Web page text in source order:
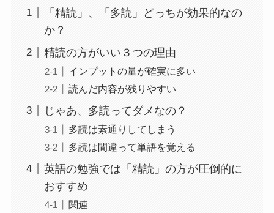
「精読」、「多読」どっちが効果的なの
か？
精読の方がいい３つの理由
インプットの量が確実に多い
読んだ内容が残りやすい
じゃあ、多読ってダメなの？
多読は素通りしてしまう
多読は間違って単語を覚える
英語の勉強では「精読」の方が圧倒的に
おすすめ
関連